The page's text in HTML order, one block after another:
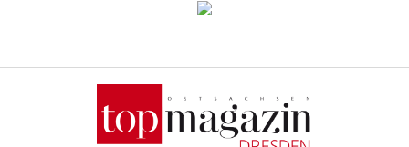
Verkaufsstellen